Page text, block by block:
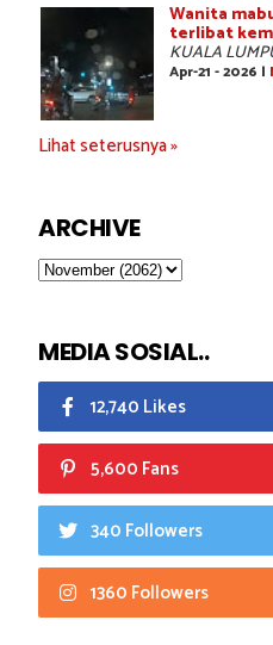
Wanita
terlibat
KUALA
Apr-21 - 2026 |
Lihat seterusnya »
ARCHIVE
MEDIA SOSIAL..
12,740 Likes
5,600 Fans
340 Followers
1360 Followers